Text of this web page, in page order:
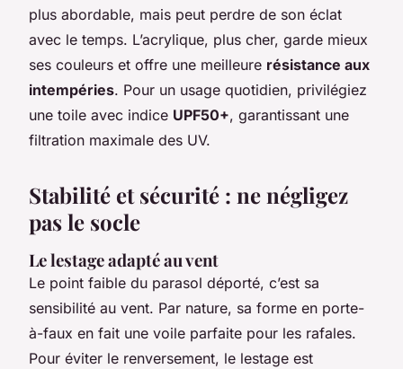
plus abordable, mais peut perdre de son éclat
avec le temps. L’acrylique, plus cher, garde mieux
ses couleurs et offre une meilleure résistance aux
intempéries. Pour un usage quotidien, privilégiez
une toile avec indice UPF50+, garantissant une
filtration maximale des UV.
Stabilité et sécurité : ne négligez
pas le socle
Le lestage adapté au vent
Le point faible du parasol déporté, c’est sa
sensibilité au vent. Par nature, sa forme en porte-
à-faux en fait une voile parfaite pour les rafales.
Pour éviter le renversement, le lestage est